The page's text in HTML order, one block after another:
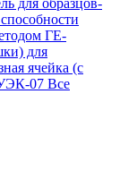
для образцов-
ГЕ-
для
ячейка (с
07 Все